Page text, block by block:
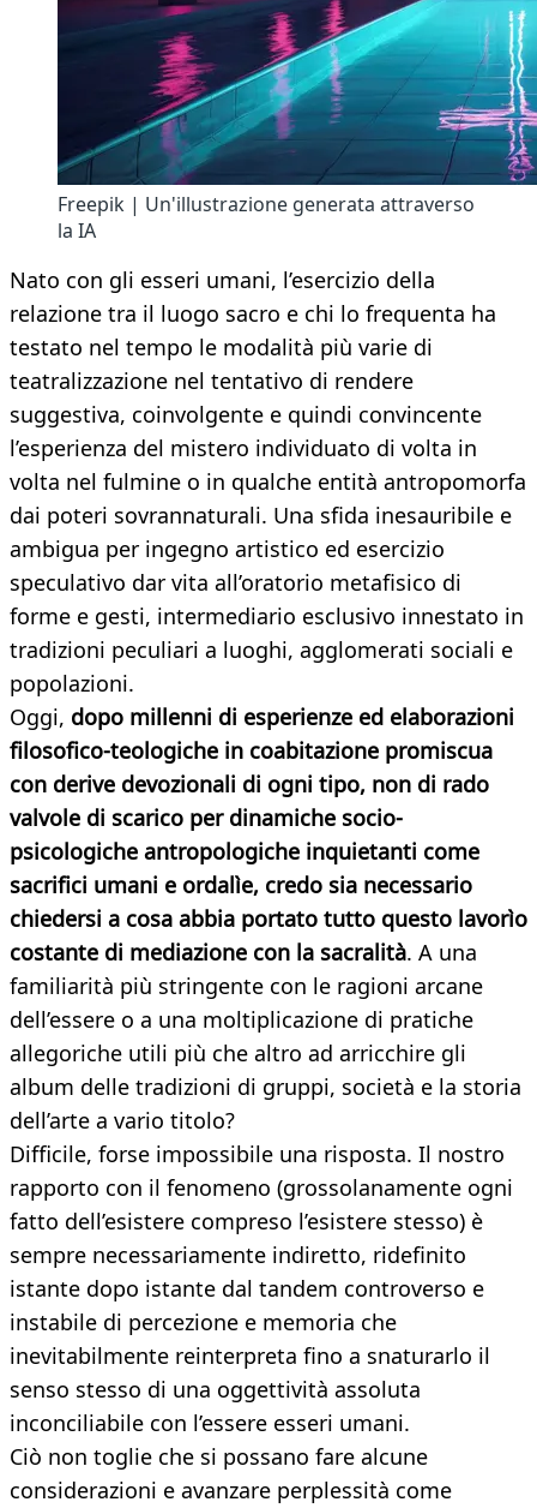
Freepik | Un'illustrazione generata attraverso
la IA
Nato con gli esseri umani, l’esercizio della
relazione tra il luogo sacro e chi lo frequenta ha
testato nel tempo le modalità più varie di
teatralizzazione nel tentativo di rendere
suggestiva, coinvolgente e quindi convincente
l’esperienza del mistero individuato di volta in
volta nel fulmine o in qualche entità antropomorfa
dai poteri sovrannaturali. Una sfida inesauribile e
ambigua per ingegno artistico ed esercizio
speculativo dar vita all’oratorio metafisico di
forme e gesti, intermediario esclusivo innestato in
tradizioni peculiari a luoghi, agglomerati sociali e
popolazioni.
Oggi, dopo millenni di esperienze ed elaborazioni
filosofico-teologiche in coabitazione promiscua
con derive devozionali di ogni tipo, non di rado
valvole di scarico per dinamiche socio-
psicologiche antropologiche inquietanti come
sacrifici umani e ordalìe, credo sia necessario
chiedersi a cosa abbia portato tutto questo lavorìo
costante di mediazione con la sacralità. A una
familiarità più stringente con le ragioni arcane
dell’essere o a una moltiplicazione di pratiche
allegoriche utili più che altro ad arricchire gli
album delle tradizioni di gruppi, società e la storia
dell’arte a vario titolo?
Difficile, forse impossibile una risposta. Il nostro
rapporto con il fenomeno (grossolanamente ogni
fatto dell’esistere compreso l’esistere stesso) è
sempre necessariamente indiretto, ridefinito
istante dopo istante dal tandem controverso e
instabile di percezione e memoria che
inevitabilmente reinterpreta fino a snaturarlo il
senso stesso di una oggettività assoluta
inconciliabile con l’essere esseri umani.
Ciò non toglie che si possano fare alcune
considerazioni e avanzare perplessità come